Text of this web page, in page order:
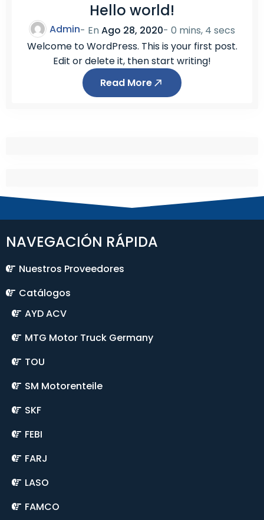
Hello world!
Admin- EnAgo 28, 2020- 0 mins, 4 secs
Welcome to WordPress. This is your first post.
Edit or delete it, then start writing!
Read More
NAVEGACIÓN RÁPIDA
Nuestros Proveedores
Catálogos
AYD ACV
MTG Motor Truck Germany
TOU
SM Motorenteile
SKF
FEBI
FARJ
LASO
FAMCO